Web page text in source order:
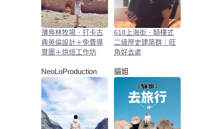
薄鳧林牧場．打卡古
典英倫設計＋免費導
賞團＋烘焙工作坊
618上海街．騎樓式
二級歴史建築群｜旺
角好去處
NeoLoProduction 貓姐